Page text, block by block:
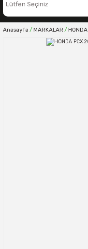
Anasayfa MARKALAR HONDA